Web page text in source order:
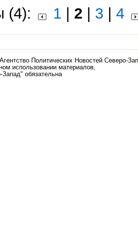
(4):
1 2 3 4
Политических Новостей Северо-
использовании материалов,
обязательна